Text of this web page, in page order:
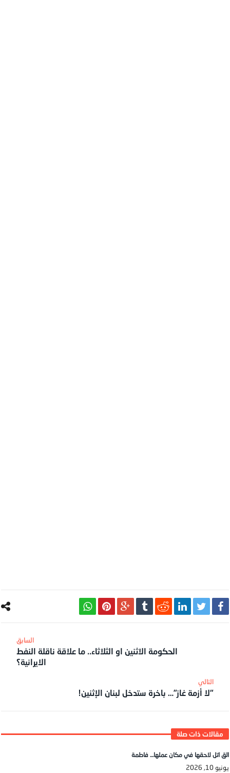
الحكومة الاثنين او الثلاثاء.. ما علاقة ناقلة النفط
الايرانية؟
‎التالي
“لا أزمة غاز”… باخرة ستدخل لبنان الإثنين!
الق اتل لاحقها في مكان عملها… فاطمة
يونيو 10, 2026